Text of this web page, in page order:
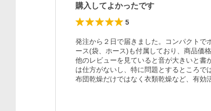
購入してよかったです
5
発注から２日で届きました。コンパクトで
ース(袋、ホース)も付属しており、商品価
他のレビューを見ていると音が大きいと書
は仕方がないし、特に問題とするところで
布団乾燥だけではなく衣類乾燥など、有効